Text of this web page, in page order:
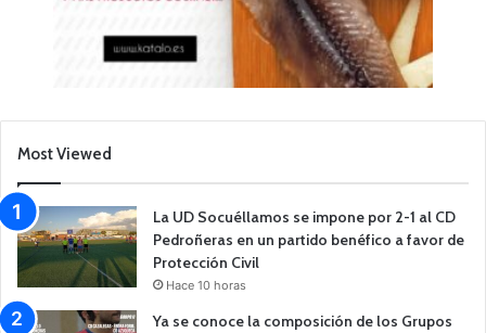
Most Viewed
La UD Socuéllamos se impone por 2-1 al CD
Pedroñeras en un partido benéfico a favor de
Protección Civil
Hace 10 horas
Ya se conoce la composición de los Grupos